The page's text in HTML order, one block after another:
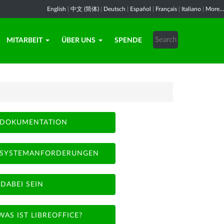
English 中文 (简体) Deutsch Español Français Italiano More...
MITARBEIT ÜBER UNS SPENDE
DOKUMENTATION
SYSTEMANFORDERUNGEN
DABEI SEIN
IST LIBREOFFICE?